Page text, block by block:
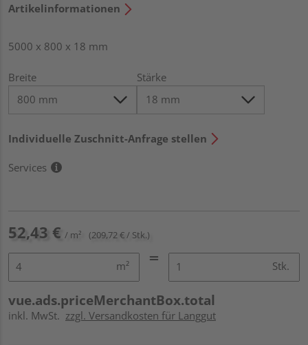
Artikelinformationen
5000 x 800 x 18 mm
Breite Stärke
Individuelle Zuschnitt-Anfrage stellen
Services
52,43 € / m² (209,72 € / Stk.)
m² Stk.
vue.ads.priceMerchantBox.total
inkl. MwSt. zzgl. Versandkosten für Langgut